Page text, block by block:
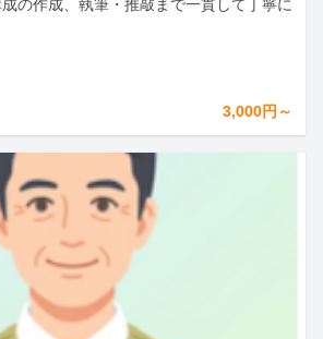
の作成、執筆・推敲まで一貫して丁寧に
3,000円～